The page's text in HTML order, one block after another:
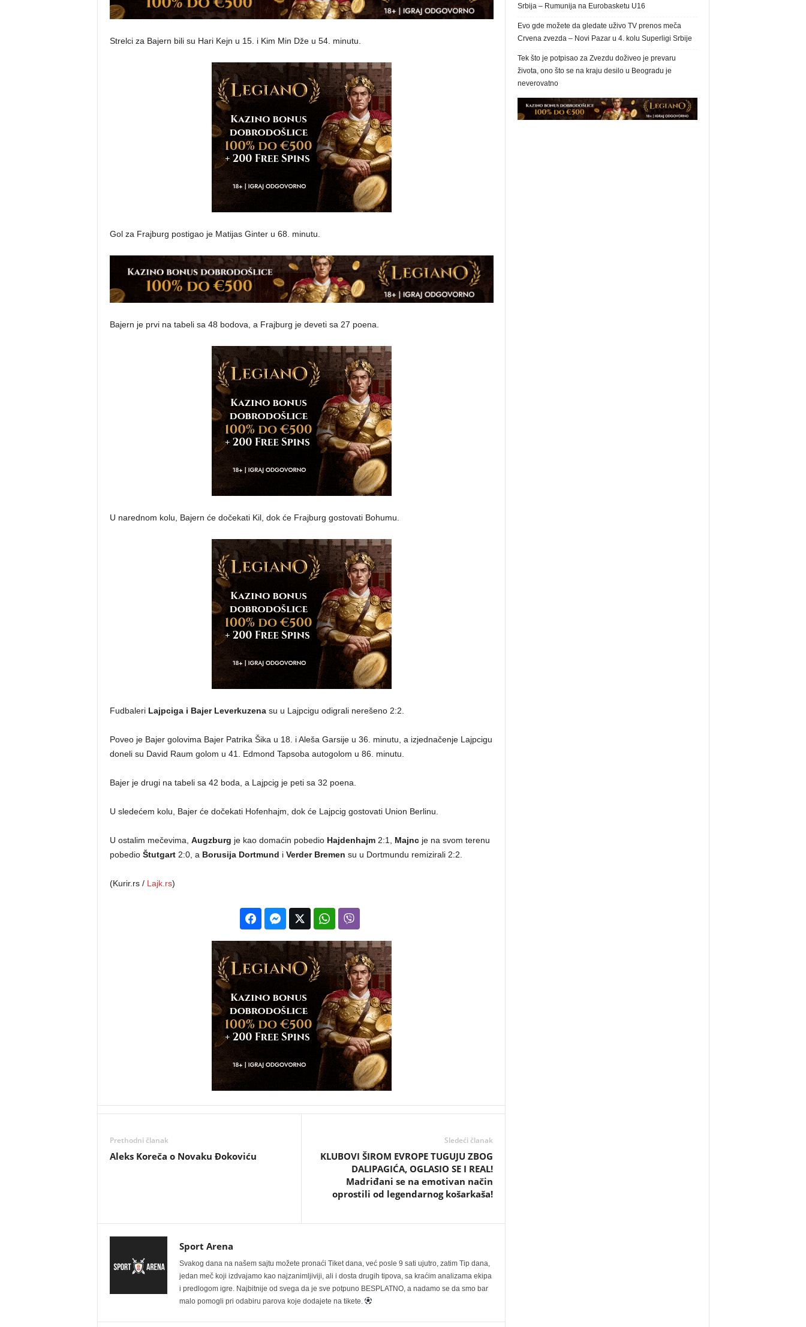
Strelci za Bajern bili su Hari Kejn u 15. i Kim Min Dže u 54. minutu.
Gol za Frajburg postigao je Matijas Ginter u 68. minutu.
Bajern je prvi na tabeli sa 48 bodova, a Frajburg je deveti sa 27 poena.
U narednom kolu, Bajern će dočekati Kil, dok će Frajburg gostovati Bohumu.
Fudbaleri Lajpciga i Bajer Leverkuzenasu u Lajpcigu odigrali nerešeno 2:2.
Poveo je Bajer golovima Bajer Patrika Šika u 18. i Aleša Garsije u 36. minutu, a izjednačenje Lajpcigu
doneli su David Raum golom u 41. Edmond Tapsoba autogolom u 86. minutu.
Bajer je drugi na tabeli sa 42 boda, a Lajpcig je peti sa 32 poena.
U sledećem kolu, Bajer će dočekati Hofenhajm, dok će Lajpcig gostovati Union Berlinu.
U ostalim mečevima, Augzburg je kao domaćin pobedio Hajdenhajm2:1, Majncje na svom terenu
pobedio Štutgart2:0, a Borusija Dortmund i Verder Bremen su u Dortmundu remizirali 2:2.
(Kurir.rs / Lajk.rs)
Prethodni članak
Aleks Koreča o Novaku Đokoviću
Sledeći članak
KLUBOVI ŠIROM EVROPE TUGUJU ZBOG
DALIPAGIĆA, OGLASIO SE I REAL!
Madriđani se na emotivan način
oprostili od legendarnog košarkaša!
Sport Arena
Svakog dana na našem sajtu možete pronaći Tiket dana, već posle 9 sati ujutro, zatim Tip dana,
jedan meč koji izdvajamo kao najzanimljiviji, ali i dosta drugih tipova, sa kraćim analizama ekipa
i predlogom igre. Najbitnije od svega da je sve potpuno BESPLATNO, a nadamo se da smo bar
malo pomogli pri odabiru parova koje dodajete na tikete.
Srbija – Rumunija na Eurobasketu U16
Evo gde možete da gledate uživo TV prenos meča
Crvena zvezda – Novi Pazar u 4. kolu Superligi Srbije
Tek što je potpisao za Zvezdu doživeo je prevaru
života, ono što se na kraju desilo u Beogradu je
neverovatno